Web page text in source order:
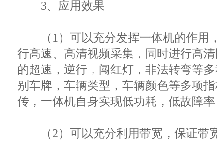
3、应用效果
（1）可以充分发挥一体机的作用
行高速、高清视频采集，同时进行高
的超速，逆行，闯红灯，非法转弯等
别车牌，车辆类型，车辆颜色等多项
传，一体机自身实现低功耗，低故障
（2）可以充分利用带宽，保证带